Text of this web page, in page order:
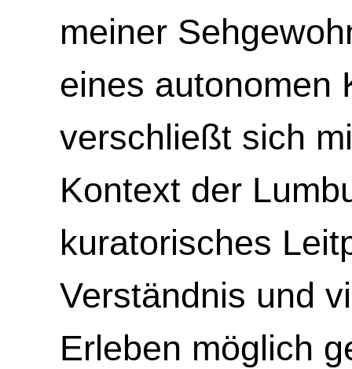
meiner
eines autonomen
verschließt sich
Kontext der
kuratorisches
Verständnis und
Erleben möglich